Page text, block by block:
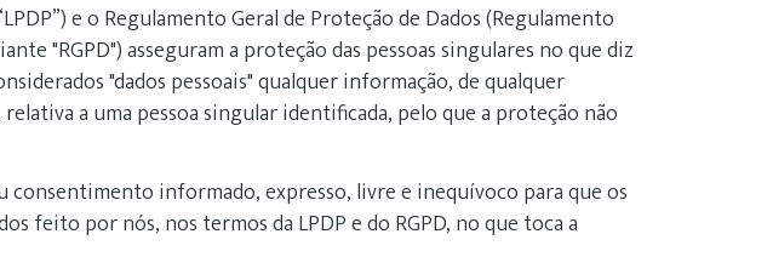
e o Regulamento Geral de Proteção de Dados (Regulamento
"RGPD") asseguram a proteção das pessoas singulares no que diz
"dados pessoais" qualquer informação, de qualquer
a uma pessoa singular identificada, pelo que a proteção não
informado, expresso, livre e inequívoco para que os
feito por nós, nos termos da LPDP e do RGPD, no que toca a